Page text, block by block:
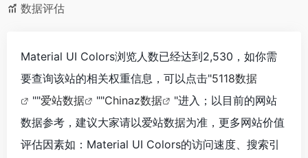
数据评估
Material UI Colors浏览人数已经达到2,530，如你需
要查询该站的相关权重信息，可以点击"5118数据
""爱站数据 ""Chinaz数据
"进入；以目前的网站
数据参考，建议大家请以爱站数据为准，更多网站价值
评估因素如：Material UI Colors的访问速度、搜索引